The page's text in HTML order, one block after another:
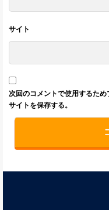
サイト
次回のコメントで使用するため
サイトを保存する。